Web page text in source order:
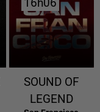
16h06
16h06
SOUND OF
LEGEND